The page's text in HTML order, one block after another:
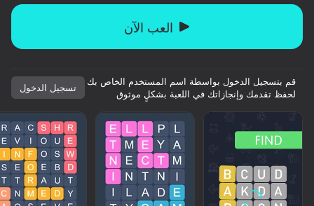
العب الآن
قم بتسجيل الدخول بواسطة اسم المستخدم الخاص بك
لحفظ تقدمك وإنجازاتك في اللعبة بشكلٍ موثوق
تسجيل الدخول